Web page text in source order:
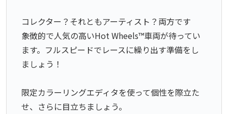
コレクター？それともアーティスト？両方です
象徴的で人気の高いHot Wheels™車両が待ってい
ます。フルスピードでレースに繰り出す準備をし
ましょう！
限定カラーリングエディタを使って個性を際立た
せ、さらに目立ちましょう。